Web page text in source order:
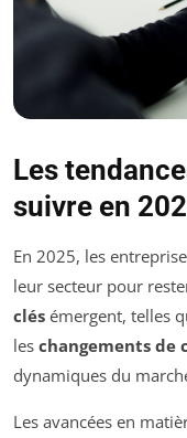
Les
suivre en
En 2025, les
leur secteur pour
clés émergent, telles
les changements de
dynamiques du
Les avancées en